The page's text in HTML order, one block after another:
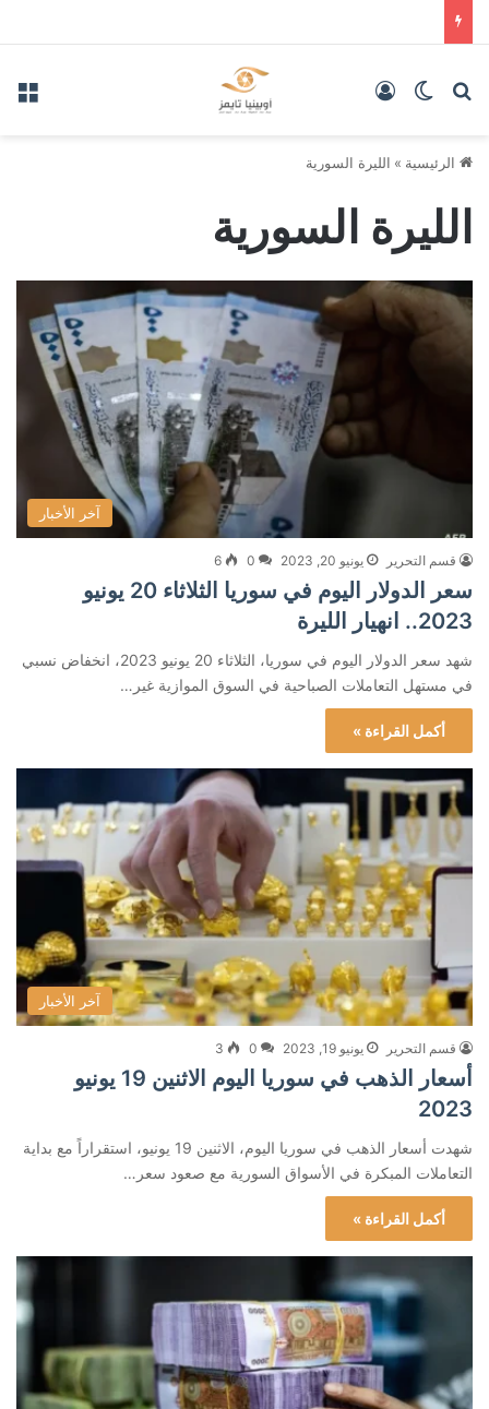
بحث عنالوضع المظلم
الرئيسية » الليرة السورية
الليرة السورية
آخر الأخبار
قسم التحرير يونيو 20, 2023 0
6
سعر الدولار اليوم في سوريا الثلاثاء 20 يونيو
2023.. انهيار الليرة
شهد سعر الدولار اليوم في سوريا، الثلاثاء 20 يونيو 2023، انخفاض نسبي
في مستهل التعاملات الصباحية في السوق الموازية غير…
أكمل القراءة »
آخر الأخبار
قسم التحرير يونيو 19, 2023 0
3
أسعار الذهب في سوريا اليوم الاثنين 19 يونيو
2023
شهدت أسعار الذهب في سوريا اليوم، الاثنين 19 يونيو، استقراراً مع بداية
التعاملات المبكرة في الأسواق السورية مع صعود سعر…
أكمل القراءة »